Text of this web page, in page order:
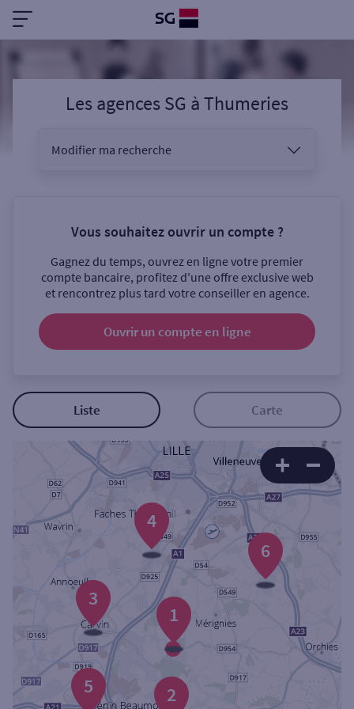
Les agences SG àThumeries
Modifier ma recherche
Sélectionnez votre recherche
Ouverte le samedi
Coffre-fort
Autour de moi
Ville / Code postal
Rue
Vous souhaitez ouvrir un compte ?
Gagnez du temps, ouvrez en ligne votre premier
compte bancaire, profitez d'une offre exclusive web
et rencontrez plus tard votre conseiller en agence.
Ouvrir un compte en ligne
Liste Carte
6
5
4
3
2
1